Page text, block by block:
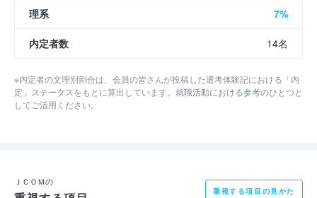
立教大学
立命館大学
理系 7%
内定者数 14名
※内定者の文理別割合は、会員の皆さんが投稿した選考体験記における「内
定」ステータスをもとに算出しています。就職活動における参考のひとつと
してご活用ください。
ＪＣＯＭの
重視する項目の見かた